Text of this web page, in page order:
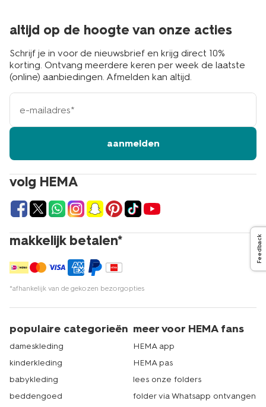
volg HEMA
makkelijk betalen*
*afhankelijk van de gekozen bezorgopties
altijd op de hoogte van onze acties
Schrijf je in voor de nieuwsbrief en krijg direct 10%
korting. Ontvang meerdere keren per week de laatste
(online) aanbiedingen. Afmelden kan altijd.
e-
mailadres
aanmelden
populaire categorieën
dameskleding
kinderkleding
babykleding
beddengoed
meer voor HEMA fans
HEMA app
HEMA pas
lees onze folders
folder via Whatsapp ontvangen
Feedback